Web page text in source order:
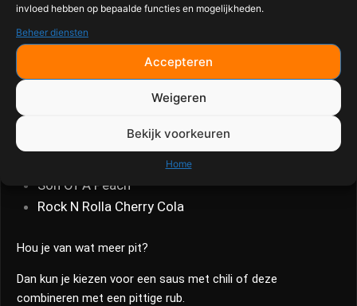
invloed hebben op bepaalde functies en mogelijkheden.
Beheer diensten
Accepteren
Weigeren
Bekijk voorkeuren
Home
Pulled Pork
Spareribs
Zoete Of Pittige Saus?
Zoete sauzen zijn de populairste keuze voor pulled pork.
Son Of A Peach
Rock N Rolla Cherry Cola
Hou je van wat meer pit?
Dan kun je kiezen voor een saus met chili of deze
combineren met een pittige rub.